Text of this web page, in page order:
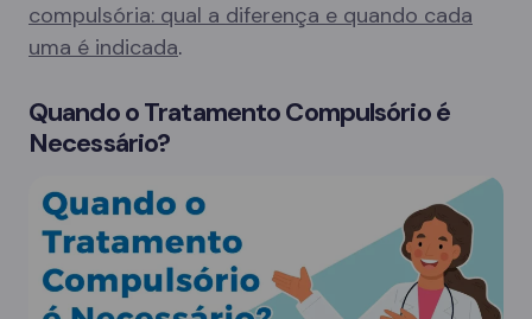
compulsória: qual a diferença e quando cada
uma é indicada.
Quando o Tratamento Compulsório é
Necessário?